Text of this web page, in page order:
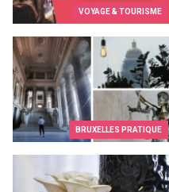
VOYAGE & TOURISME
BRUXELLES PRATIQUE
Verkeersongeval of -
PermaFungi voor een